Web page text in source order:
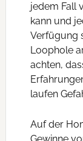
jedem Fall
kann und
Verfügung
Loophole
achten,
laufen
Auf der